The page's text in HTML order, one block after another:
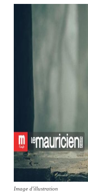
Image d'illustration